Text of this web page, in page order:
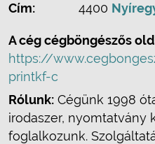
Cím:
4400
A cég cégböngészős
https://
printkf-c
Rólunk: Cégünk 1998
irodaszer, nyomtatvány
foglalkozunk.